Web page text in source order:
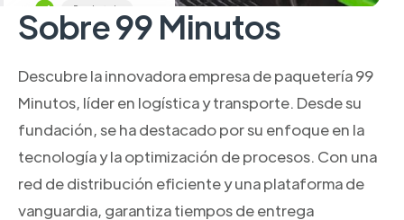
Sobre 99 Minutos
Descubre la innovadora empresa de paquetería 99
Minutos, líder en logística y transporte. Desde su
fundación, se ha destacado por su enfoque en la
tecnología y la optimización de procesos. Con una
red de distribución eficiente y una plataforma de
vanguardia, garantiza tiempos de entrega